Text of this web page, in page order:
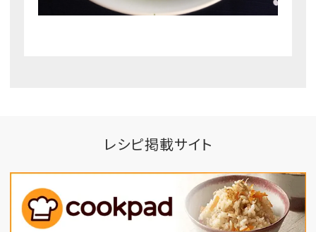
レシピ掲載サイト